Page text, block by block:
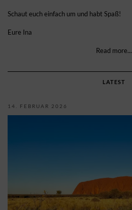
Schaut euch einfach um und habt Spaß!
Eure Ina
Read more...
LATEST
14. FEBRUAR 2026